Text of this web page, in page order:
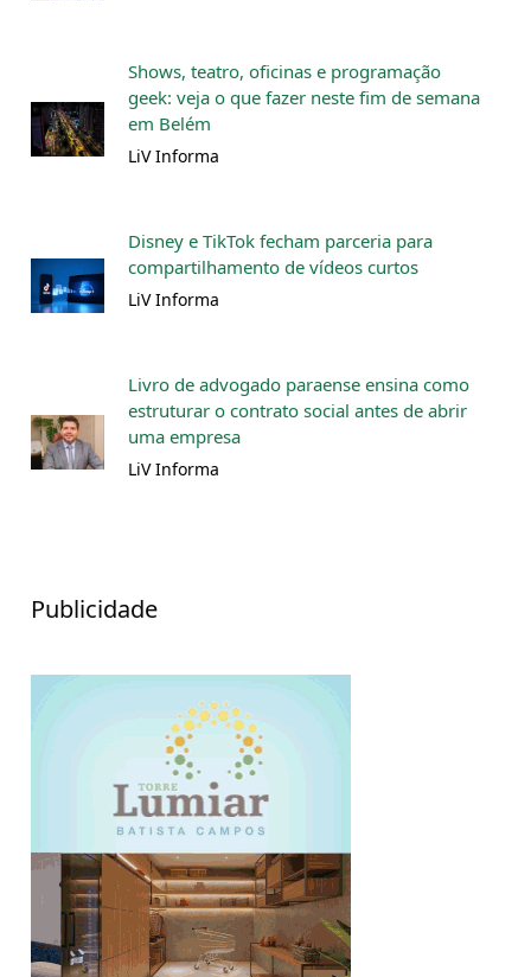
Shows, teatro, oficinas e programação
geek: veja o que fazer neste fim de semana
em Belém
LiV Informa
Disney e TikTok fecham parceria para
compartilhamento de vídeos curtos
LiV Informa
Livro de advogado paraense ensina como
estruturar o contrato social antes de abrir
uma empresa
LiV Informa
Publicidade